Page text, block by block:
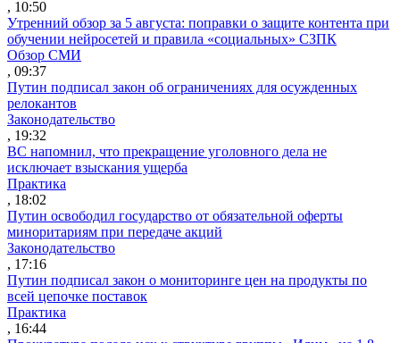
, 10:50
Утренний обзор за 5 августа: поправки о защите контента при
обучении нейросетей и правила «социальных» СЗПК
Обзор СМИ
, 09:37
Путин подписал закон об ограничениях для осужденных
релокантов
Законодательство
, 19:32
ВС напомнил, что прекращение уголовного дела не
исключает взыскания ущерба
Практика
, 18:02
Путин освободил государство от обязательной оферты
миноритариям при передаче акций
Законодательство
, 17:16
Путин подписал закон о мониторинге цен на продукты по
всей цепочке поставок
Практика
, 16:44